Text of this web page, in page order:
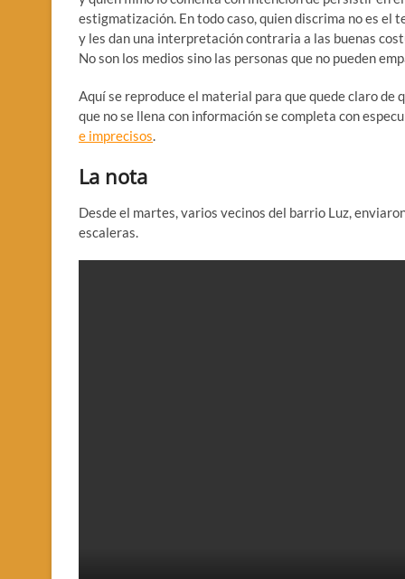
estigmatización. En todo caso, quien discrima no es el
y les dan una interpretación contraria a las buenas
No son los medios sino las personas que no pueden
Aquí se reproduce el material para que quede claro de
que no se llena con información se completa con
e imprecisos.
La nota
Desde el martes, varios vecinos del barrio Luz,
escaleras.